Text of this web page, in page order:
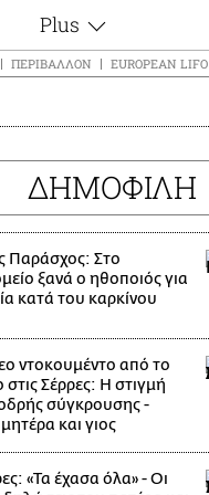
Plus
Θέματα
Ζώδια
Εξομολογήσεις
Blogs
Οι Αθηναίοι
Απώλειες
ΠΕΡΙΒΆΛΛΟΝ EUROPEAN LIFO
ΔΗΜΟΦΙΛΗ
Παράσχος: Στο
ξανά ο ηθοποιός για
κατά του καρκίνου
ντοκουμέντο από το
στις Σέρρες: Η στιγμή
σύγκρουσης -
και γιος
«Τα έχασα όλα» - Οι